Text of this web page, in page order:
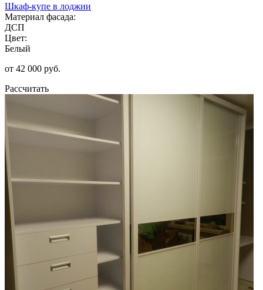
Шкаф-купе в лоджии
Материал фасада:
ДСП
Цвет:
Белый
от 42 000 руб.
Рассчитать